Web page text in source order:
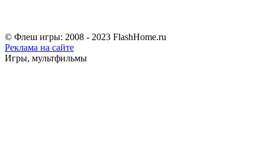
© Флеш игры: 2008 - 2023 FlashHome.ru
Реклама на сайте
Игры, мультфильмы